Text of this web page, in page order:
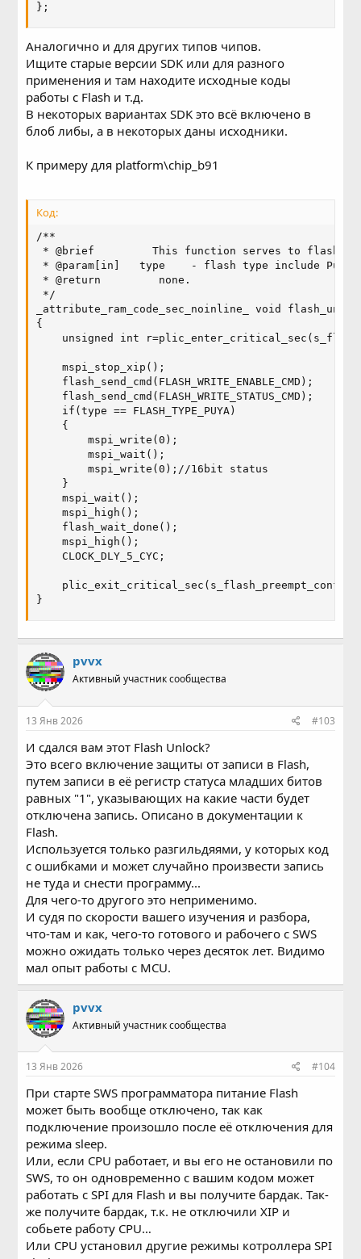
} ;
Аналогично и для других типов чипов.
Ищите старые версии SDK или для разного
применения и там находите исходные коды
работы с Flash и т.д.
В некоторых вариантах SDK это всё включено в
блоб либы, а в некоторых даны исходники.
К примеру для platform\chip_b91
Код:
/**
* @brief         This function serves to flash
* @param[in]   type    - flash type include Puya.
* @return         none.
*/
_attribute_ram_code_sec_noinline_ void
{
unsigned int
    mspi_stop_xip();
    flash_send_cmd(FLASH_WRITE_ENABLE_CMD);
    flash_send_cmd(FLASH_WRITE_STATUS_CMD);
    if(type == FLASH_TYPE_PUYA)
    {
        mspi_write(0);
        mspi_wait();
        mspi_write(0);//16bit status
    }
    mspi_wait();
    mspi_high();
    flash_wait_done();
    mspi_high();
    CLOCK_DLY_5_CYC;
}
pvvx
Активный участник сообщества
13 Янв 2026 #103
И сдался вам этот Flash Unlock?
Это всего включение защиты от записи в Flash,
путем записи в её регистр статуса младших битов
равных "1", указывающих на какие части будет
отключена запись. Описано в документации к
Flash.
Используется только разгильдяями, у которых код
с ошибками и может случайно произвести запись
не туда и снести программу...
Для чего-то другого это неприменимо.
И судя по скорости вашего изучения и разбора,
что-там и как, чего-то готового и рабочего с SWS
можно ожидать только через десяток лет. Видимо
мал опыт работы с MCU.
pvvx
Активный участник сообщества
13 Янв 2026 #104
При старте SWS программатора питание Flash
может быть вообще отключено, так как
подключение произошло после её отключения для
режима sleep.
Или, если CPU работает, и вы его не остановили по
SWS, то он одновременно с вашим кодом может
работать с SPI для Flash и вы получите бардак. Так-
же получите бардак, т.к. не отключили XIP и
собьете работу CPU…
Или CPU установил другие режимы котроллера SPI